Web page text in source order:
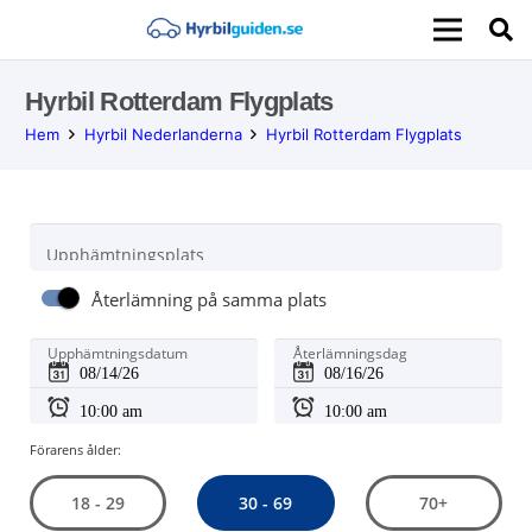
Hyrbil Rotterdam Flygplats
Hem Hyrbil Nederlanderna Hyrbil Rotterdam Flygplats
Upphämtningsplats
Återlämning på samma plats
Upphämtningsdatum Återlämningsdag
Förarens ålder:
18 - 29 30 - 69 70+